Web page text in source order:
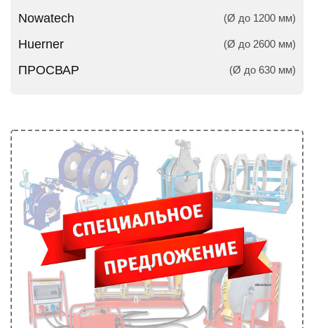
Nowatech (Ø до 1200 мм)
Huerner (Ø до 2600 мм)
ПРОСВАР (Ø до 630 мм)